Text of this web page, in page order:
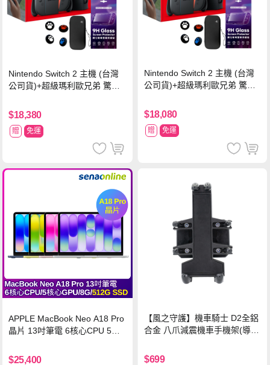
Nintendo Switch 2 主機 (台灣
公司貨)+超級瑪利歐兄弟 驚奇
器
$18,380
贈 免運
Nintendo Switch 2 主機 (台灣
公司貨)+超級瑪利歐兄弟 驚奇
球 狂熱 中文版
$18,080
贈 免運
APPLE MacBook Neo A18 Pro
晶片 13吋筆電 6核心CPU 5核
$25,400
【風之守護】機車騎士 D2全鋁
合金 八爪減震機車手機架(導航
族)
$699